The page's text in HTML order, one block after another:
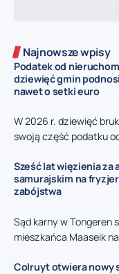
Najnowsze wpisy
Podatek od
dziewięć gmin
nawet o setki euro
W 2026 r. dziewięć
swoją część podatku
Sześć lat więzienia za
samurajskim na
zabójstwa
Sąd karny w Tongeren
mieszkańca Maaseik
Colruyt otwiera nowy